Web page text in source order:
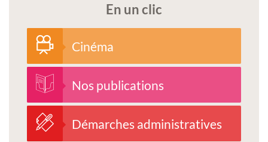
En un clic
Cinéma
Nos publications
Démarches administratives